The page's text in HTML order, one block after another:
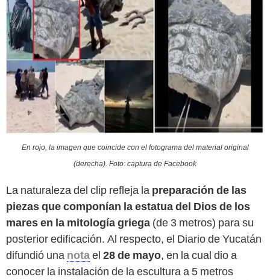
En rojo, la imagen que coincide con el fotograma del material original
(derecha). Foto: captura de Facebook
La naturaleza del clip refleja la preparación de las
piezas que componían la estatua del Dios de los
maresen la mitología griega (de 3 metros) para su
posterior edificación. Al respecto, el Diario de Yucatán
difundió una notael 28 de mayo, en la cual dio a
conocer la instalación de la escultura a 5 metros